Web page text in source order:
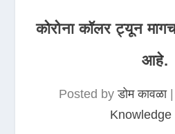
कोरोना कॉलर ट्यून
आहे.
Posted byडोम कावळा
Knowledge|